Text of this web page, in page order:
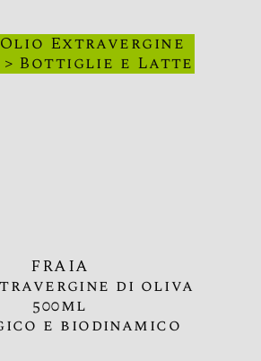
Extravergine
> Bottiglie e Latte
FRAIA
di oliva
500ml
e biodinamico